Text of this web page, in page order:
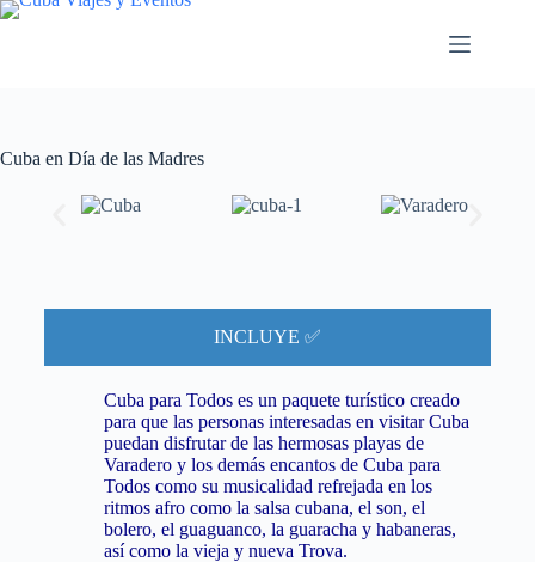
Cuba en Día de las Madres
INCLUYE ✅
Cuba para Todos es un paquete turístico creado
para que las personas interesadas en visitar Cuba
puedan disfrutar de las hermosas playas de
Varadero y los demás encantos de Cuba para
Todos como su musicalidad refrejada en los
ritmos afro como la salsa cubana, el son, el
bolero, el guaguanco, la guaracha y habaneras,
así como la vieja y nueva Trova.